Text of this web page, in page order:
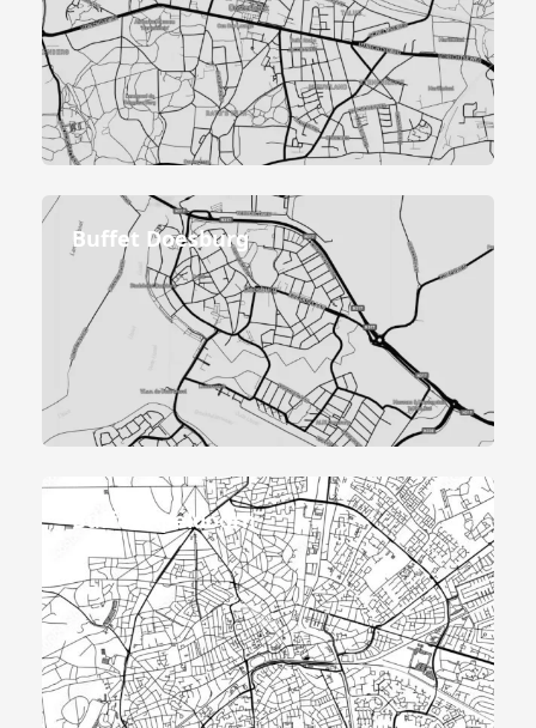
Buffet Doesburg
Buffet Apeldoorn